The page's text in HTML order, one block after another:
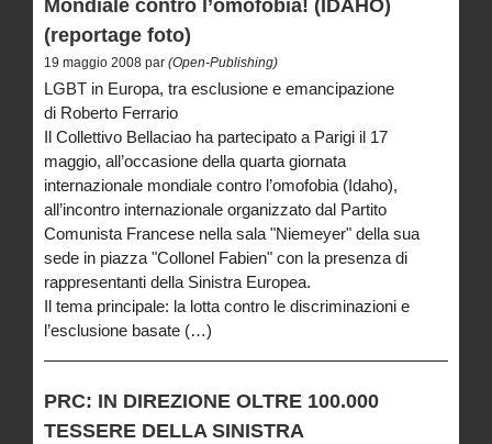
Mondiale contro l’omofobia! (IDAHO)
(reportage foto)
19 maggio 2008 par (Open-Publishing)
LGBT in Europa, tra esclusione e emancipazione
di Roberto Ferrario
Il Collettivo Bellaciao ha partecipato a Parigi il 17
maggio, all’occasione della quarta giornata
internazionale mondiale contro l’omofobia (Idaho),
all’incontro internazionale organizzato dal Partito
Comunista Francese nella sala "Niemeyer" della sua
sede in piazza "Collonel Fabien" con la presenza di
rappresentanti della Sinistra Europea.
Il tema principale: la lotta contro le discriminazioni e
l’esclusione basate (…)
PRC: IN DIREZIONE OLTRE 100.000
TESSERE DELLA SINISTRA